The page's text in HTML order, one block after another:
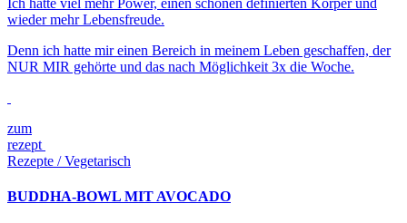
Ich hatte viel mehr Power, einen schönen definierten Körper und
wieder mehr Lebensfreude.
Denn ich hatte mir einen Bereich in meinem Leben geschaffen, der
NUR MIR gehörte und das nach Möglichkeit 3x die Woche.
zum
rezept
Rezepte / Vegetarisch
BUDDHA-BOWL MIT AVOCADO